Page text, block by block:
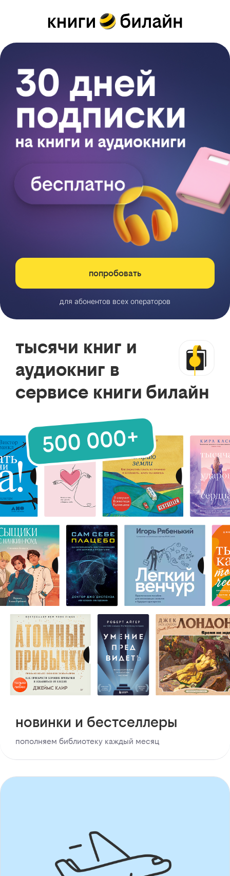
попробовать
для абонентов всех операторов
тысячи книг и
аудиокниг в
сервисе книги билайн
новинки и бестселлеры
пополняем библиотеку каждый месяц